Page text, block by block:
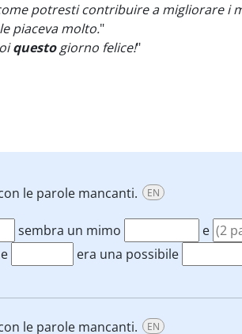
potresti contribuire a migliorare i
piaceva molto."
questogiorno felice!"
le parole mancanti. EN
sembra un mimo e
era una possibile
le parole mancanti. EN